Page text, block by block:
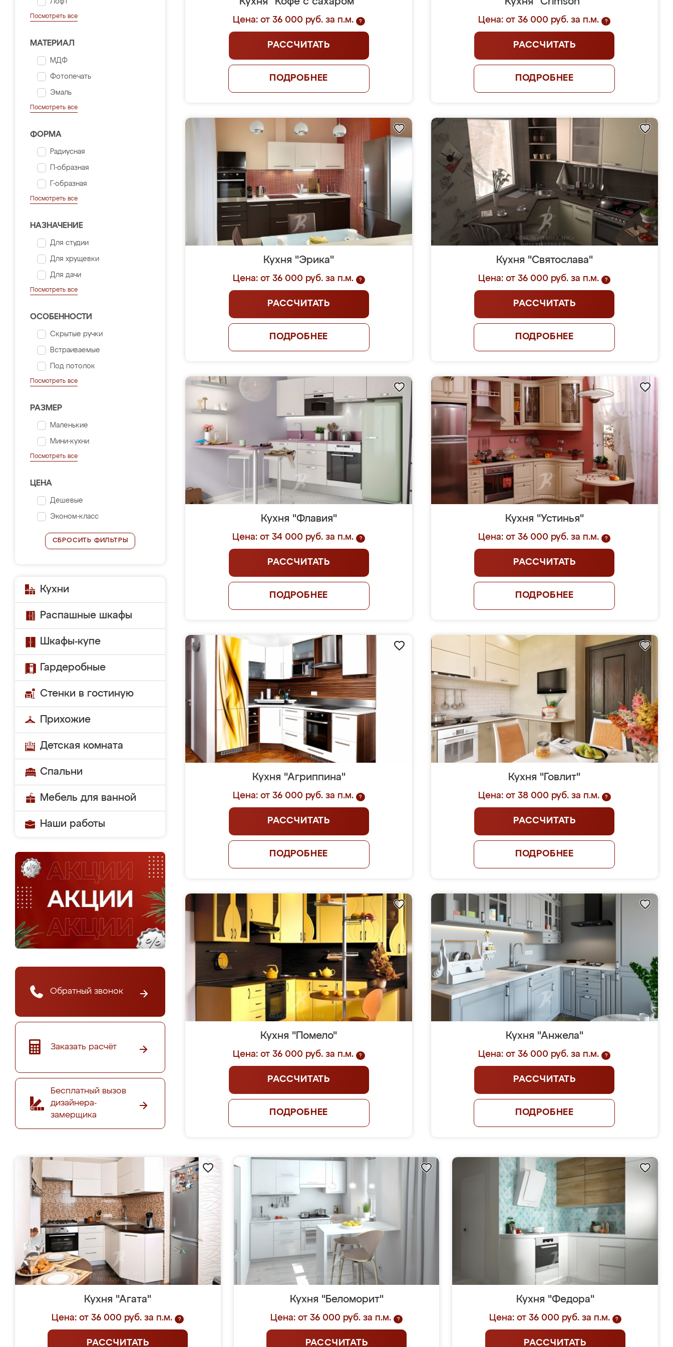
Лофт
Посмотреть все
МАТЕРИАЛ
МДФ
Фотопечать
Эмаль
Посмотреть все
ФОРМА
Радиусная
П-образная
Г-образная
Посмотреть все
НАЗНАЧЕНИЕ
Для студии
Для хрущевки
Для дачи
Посмотреть все
ОСОБЕННОСТИ
Скрытые ручки
Встраиваемые
Под потолок
Посмотреть все
РАЗМЕР
Маленькие
Мини-кухни
Посмотреть все
ЦЕНА
Дешевые
Эконом-класс
СБРОСИТЬ ФИЛЬТРЫ
Кухни
Распашные шкафы
Шкафы-купе
Гардеробные
Стенки в гостиную
Прихожие
Детская комната
Спальни
Мебель для ванной
Наши работы
Обратный звонок
Заказать расчёт
Бесплатный вызов
дизайнера-
замерщика
Цена: от 36 000 руб. за п.м. ?
РАССЧИТАТЬ
ПОДРОБНЕЕ
Цена: от 36 000 руб. за п.м. ?
РАССЧИТАТЬ
ПОДРОБНЕЕ
Кухня "Эрика"
Цена: от 36 000 руб. за п.м. ?
РАССЧИТАТЬ
ПОДРОБНЕЕ
Кухня "Святослава"
Цена: от 36 000 руб. за п.м. ?
РАССЧИТАТЬ
ПОДРОБНЕЕ
Кухня "Флавия"
Цена: от 34 000 руб. за п.м. ?
РАССЧИТАТЬ
ПОДРОБНЕЕ
Кухня "Устинья"
Цена: от 36 000 руб. за п.м. ?
РАССЧИТАТЬ
ПОДРОБНЕЕ
Кухня "Агриппина"
Цена: от 36 000 руб. за п.м. ?
РАССЧИТАТЬ
ПОДРОБНЕЕ
Кухня "Говлит"
Цена: от 38 000 руб. за п.м. ?
РАССЧИТАТЬ
ПОДРОБНЕЕ
Кухня "Помело"
Цена: от 36 000 руб. за п.м. ?
РАССЧИТАТЬ
ПОДРОБНЕЕ
Кухня "Анжела"
Цена: от 36 000 руб. за п.м. ?
РАССЧИТАТЬ
ПОДРОБНЕЕ
Кухня "Агата"
Цена: от 36 000 руб. за п.м. ?
РАССЧИТАТЬ
Кухня "Беломорит"
Цена: от 36 000 руб. за п.м. ?
РАССЧИТАТЬ
Кухня "Федора"
Цена: от 36 000 руб. за п.м. ?
РАССЧИТАТЬ